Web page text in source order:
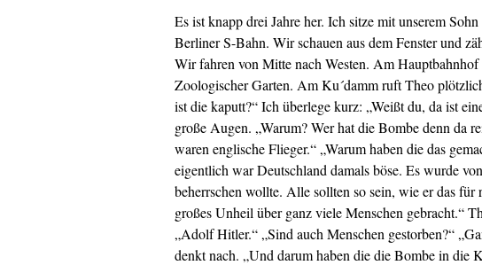
Es ist knapp drei Jahre her. Ich sitze mit unserem
Berliner S-Bahn. Wir schauen aus dem Fenster und
Wir fahren von Mitte nach Westen. Am
Zoologischer Garten. Am Ku´damm ruft Theo
ist die kaputt?“ Ich überlege kurz: „Weißt du, da ist
große Augen. „Warum? Wer hat die Bombe denn da
waren englische Flieger.“ „Warum haben die das
eigentlich war Deutschland damals böse. Es wurde
beherrschen wollte. Alle sollten so sein, wie er das
großes Unheil über ganz viele Menschen gebracht.“
„Adolf Hitler.“ „Sind auch Menschen gestorben?“
denkt nach. „Und darum haben die die Bombe in die